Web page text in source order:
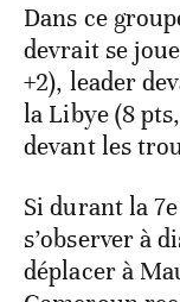
Dans ce
devrait se
+2), leader
la Libye (8
devant les
Si durant la
s’observer à
déplacer à